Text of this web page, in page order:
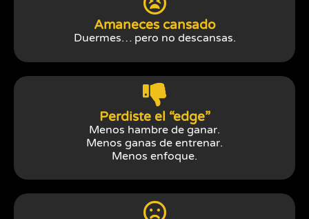
Amaneces cansado
Duermes… pero no descansas.
Perdiste el “edge”
Menos hambre de ganar.
Menos ganas de entrenar.
Menos enfoque.